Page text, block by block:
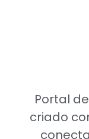
Portal
criado